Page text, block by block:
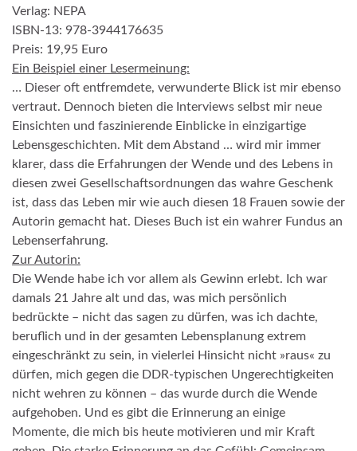
Verlag: NEPA
ISBN-13: 978-3944176635
Preis: 19,95 Euro
Ein Beispiel einer Lesermeinung:
… Dieser oft entfremdete, verwunderte Blick ist mir ebenso
vertraut. Dennoch bieten die Interviews selbst mir neue
Einsichten und faszinierende Einblicke in einzigartige
Lebensgeschichten. Mit dem Abstand … wird mir immer
klarer, dass die Erfahrungen der Wende und des Lebens in
diesen zwei Gesellschaftsordnungen das wahre Geschenk
ist, dass das Leben mir wie auch diesen 18 Frauen sowie der
Autorin gemacht hat. Dieses Buch ist ein wahrer Fundus an
Lebenserfahrung.
Zur Autorin:
Die Wende habe ich vor allem als Gewinn erlebt. Ich war
damals 21 Jahre alt und das, was mich persönlich
bedrückte – nicht das sagen zu dürfen, was ich dachte,
beruflich und in der gesamten Lebensplanung extrem
eingeschränkt zu sein, in vielerlei Hinsicht nicht »raus« zu
dürfen, mich gegen die DDR-typischen Ungerechtigkeiten
nicht wehren zu können – das wurde durch die Wende
aufgehoben. Und es gibt die Erinnerung an einige
Momente, die mich bis heute motivieren und mir Kraft